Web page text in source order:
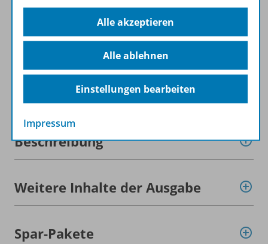
ZU DEN ABO-ANGEBOTEN
Informationen
Beschreibung
Weitere Inhalte der Ausgabe
Spar-Pakete
Alle akzeptieren
Alle ablehnen
Einstellungen bearbeiten
Impressum